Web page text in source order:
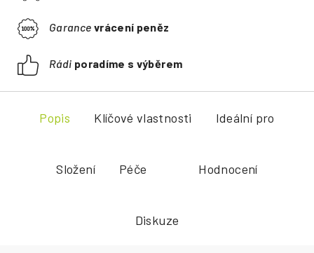
Garance vrácení peněz
Rádi poradíme s výběrem
Popis Klíčové vlastnosti Ideální pro
Složení Péče Hodnocení
Diskuze